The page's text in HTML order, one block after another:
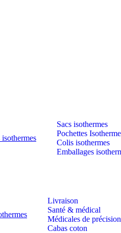
Sacs isothermes
Pochettes
Colis isothermes
Emballages
Livraison
Santé & médical
Médicales de précision
Cabas coton